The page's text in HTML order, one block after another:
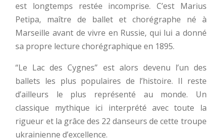
est longtemps restée incomprise. C’est Marius
Petipa, maître de ballet et chorégraphe né à
Marseille avant de vivre en Russie, qui lui a donné
sa propre lecture chorégraphique en 1895.
“Le Lac des Cygnes” est alors devenu l’un des
ballets les plus populaires de l’histoire. Il reste
d’ailleurs le plus représenté au monde. Un
classique mythique ici interprété avec toute la
rigueur et la grâce des 22 danseurs de cette troupe
ukrainienne d’excellence.